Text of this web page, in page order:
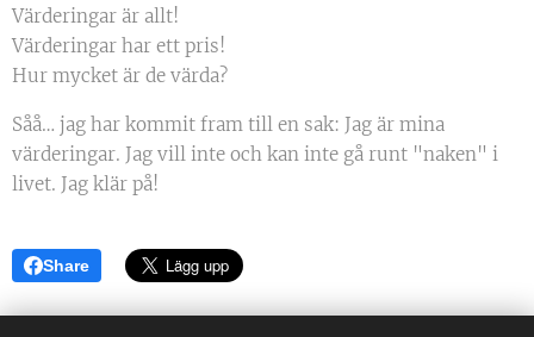
Värderingar är allt!
Värderingar har ett pris!
Hur mycket är de värda?
Såå… jag har kommit fram till en sak: Jag är mina
värderingar. Jag vill inte och kan inte gå runt "naken" i
livet. Jag klär på!
Share